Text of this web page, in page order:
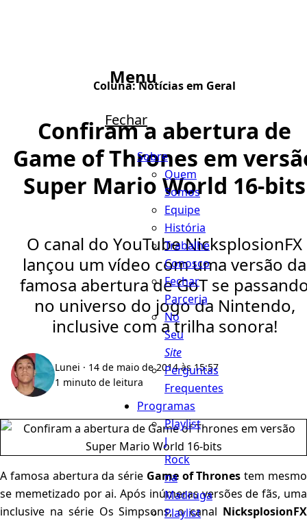
Menu
Fechar
Sobre
Quem
Somos
Equipe
História
Trabalhe
Conosco
Fechar
Parceria
No
Seu
Site
Perguntas
Frequentes
Programas
Playlist
J
Rock
na
Madruga
Playlist
Coluna:Notícias em Geral
Confiram a abertura de
Game of Thrones em
Super Mario World 16-bits
O canal do YouTube NicksplosionFX
lançou um vídeo com uma versão da
famosa abertura de GoT se
no universo do jogo da Nintendo,
inclusive com a trilha sonora!
Lunei · 14 de maio de 2014 às 15:57
1 minuto de leitura
A famosa abertura da série Game of Thrones tem mesmo
se memetizado por ai. Após inúmeras versões de fãs, uma
inclusive na série Os Simpsons, o canal NicksplosionFX